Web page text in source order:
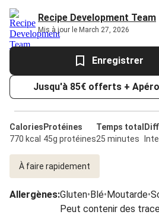
Recipe Development Team
Mis à jour le March 27, 2026
Enregistrer
Jusqu'à 85€ offerts +
Calories
770 kcal
Protéines
45g protéines
Temps total
25 minutes
À faire rapidement
Allergènes:Gluten•Blé•Moutarde•
Peut contenir des